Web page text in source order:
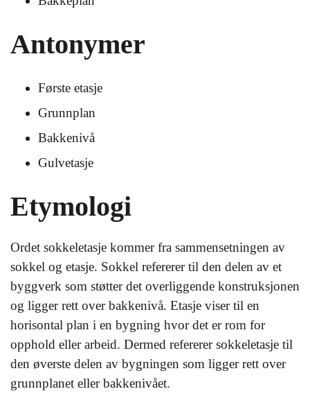
Antonymer
Første etasje
Grunnplan
Bakkenivå
Gulvetasje
Etymologi
Ordet sokkeletasje kommer fra sammensetningen av
sokkel og etasje. Sokkel refererer til den delen av et
byggverk som støtter det overliggende konstruksjonen
og ligger rett over bakkenivå. Etasje viser til en
horisontal plan i en bygning hvor det er rom for
opphold eller arbeid. Dermed refererer sokkeletasje til
den øverste delen av bygningen som ligger rett over
grunnplanet eller bakkenivået.